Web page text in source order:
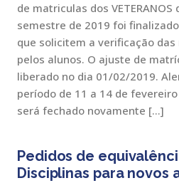
de matriculas dos VETERANOS
semestre de 2019 foi
que solicitem a verificação
pelos alunos. O ajuste de
liberado no dia 01/02/2019.
período de 11 a 14 de
será fechado novamente […]
Pedidos de
Disciplinas para novos